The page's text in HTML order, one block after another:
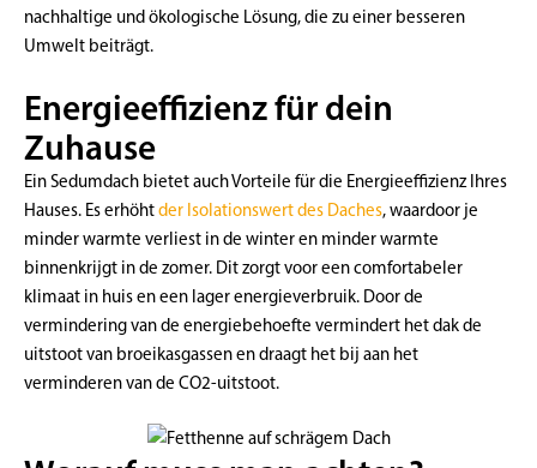
nachhaltige und ökologische Lösung, die zu einer besseren
Umwelt beiträgt.
Energieeffizienz für dein
Zuhause
Ein Sedumdach bietet auch Vorteile für die Energieeffizienz Ihres
Hauses. Es erhöhtder Isolationswert des Daches, waardoor je
minder warmte verliest in de winter en minder warmte
binnenkrijgt in de zomer. Dit zorgt voor een comfortabeler
klimaat in huis en een lager energieverbruik. Door de
vermindering van de energiebehoefte vermindert het dak de
uitstoot van broeikasgassen en draagt het bij aan het
verminderen van de CO2-uitstoot.